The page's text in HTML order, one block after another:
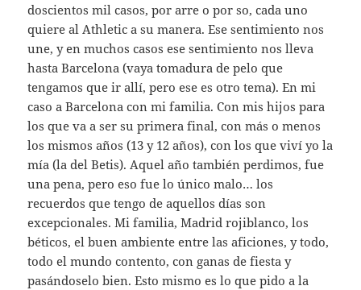
doscientos mil casos, por arre o por so, cada uno
quiere al Athletic a su manera. Ese sentimiento nos
une, y en muchos casos ese sentimiento nos lleva
hasta Barcelona (vaya tomadura de pelo que
tengamos que ir allí, pero ese es otro tema). En mi
caso a Barcelona con mi familia. Con mis hijos para
los que va a ser su primera final, con más o menos
los mismos años (13 y 12 años), con los que viví yo la
mía (la del Betis). Aquel año también perdimos, fue
una pena, pero eso fue lo único malo… los
recuerdos que tengo de aquellos días son
excepcionales. Mi familia, Madrid rojiblanco, los
béticos, el buen ambiente entre las aficiones, y todo,
todo el mundo contento, con ganas de fiesta y
pasándoselo bien. Esto mismo es lo que pido a la